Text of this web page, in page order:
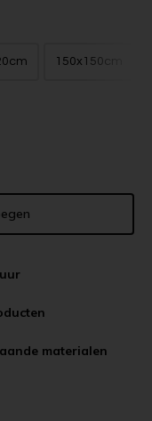
150x150cm
materialen